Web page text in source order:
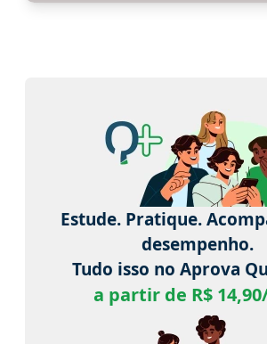
Estude. Pratique.
desempenho.
Tudo isso no Aprova
a partir de R$